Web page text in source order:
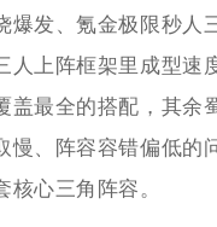
爆发、氪金极限秒人
人上阵框架里成型速
盖最全的搭配，其余
慢、阵容容错偏低的
核心三角阵容。